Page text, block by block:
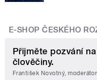
E-SHOP ČESKÉHO
Přijměte pozvání
člověčiny.
František Novotný, moderátor